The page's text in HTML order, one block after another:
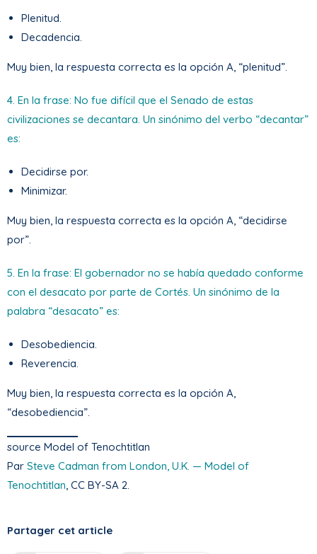
Plenitud.
Decadencia.
Muy bien, la respuesta correcta es la opción A, “plenitud”.
4. En la frase: No fue difícil que el Senado de estas
civilizaciones se decantara. Un sinónimo del verbo “decantar”
es:
Decidirse por.
Minimizar.
Muy bien, la respuesta correcta es la opción A, “decidirse
por”.
5. En la frase: El gobernador no se había quedado conforme
con el desacato por parte de Cortés. Un sinónimo de la
palabra “desacato” es:
Desobediencia.
Reverencia.
Muy bien, la respuesta correcta es la opción A,
“desobediencia”.
source Model of Tenochtitlan
Par Steve Cadman from London, U.K. — Model of
Tenochtitlan, CC BY-SA 2.
Partager cet article